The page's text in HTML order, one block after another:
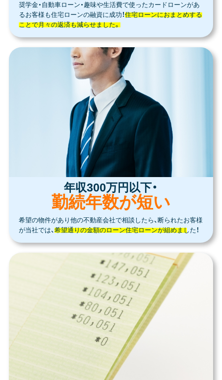
奨学金・自動車ローン・趣味や生活費で使ったカードローンがあ
るお客様も住宅ローンの融資に成功！住宅ローンにおまとめする
ことで月々の返済も減らせました。
年収300万円以下・
勤続年数が短い
希望の物件があり他の不動産会社で相談したら、断られたお客様
が当社では、 希望通りの金額のローン住宅ローンが組めました！